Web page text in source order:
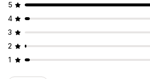
5
4
3
2
1